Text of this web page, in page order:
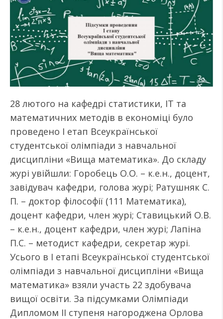
28 лютого на кафедрі статистики, ІТ та
математичних методів в економіці було
проведено І етап Всеукраїнської
студентської олімпіади з навчальної
дисципліни «Вища математика». До складу
журі увійшли: Горобець О.О. – к.е.н., доцент,
завідувач кафедри, голова журі; Ратушняк С.
П. – доктор філософії (111 Математика),
доцент кафедри, член журі; Ставицький О.В.
– к.е.н., доцент кафедри, член журі; Лапіна
П.С. – методист кафедри, секретар журі.
Усього в І етапі Всеукраїнської студентської
олімпіади з навчальної дисципліни «Вища
математика» взяли участь 22 здобувача
вищої освіти. За підсумками Олімпіади
Дипломом ІІ ступеня нагороджена Орлова